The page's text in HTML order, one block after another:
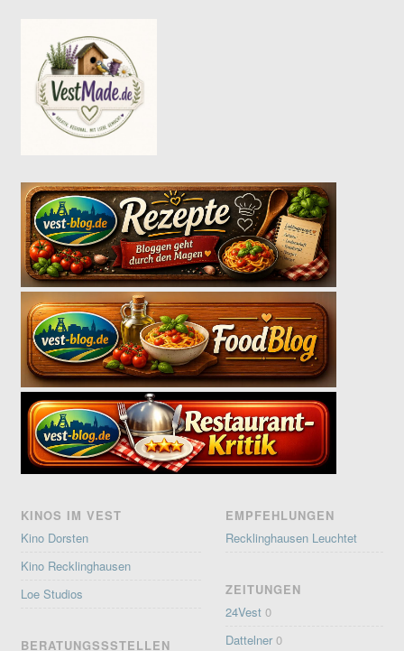
KINOS IM VEST
Kino Dorsten
Kino Recklinghausen
Loe Studios
BERATUNGSSSTELLEN
EMPFEHLUNGEN
Recklinghausen Leuchtet
ZEITUNGEN
24Vest 0
Dattelner 0